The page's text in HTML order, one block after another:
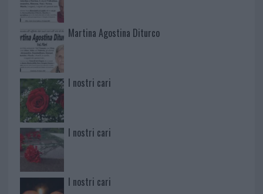
Martina Agostina Diturco
I nostri cari
I nostri cari
I nostri cari